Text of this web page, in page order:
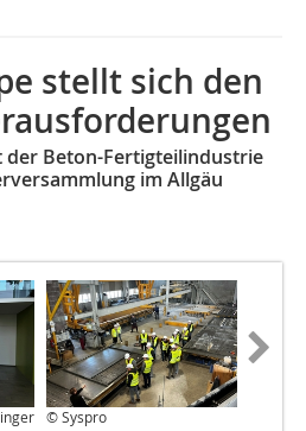
stellt sich den
der Beton-Fertigteilindustrie
im Allgäu
© Syspro